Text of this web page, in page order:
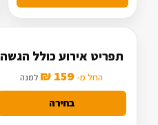
תפריט אירוע כולל הגשה
החל מ- 159 ₪ למנה
בחירה